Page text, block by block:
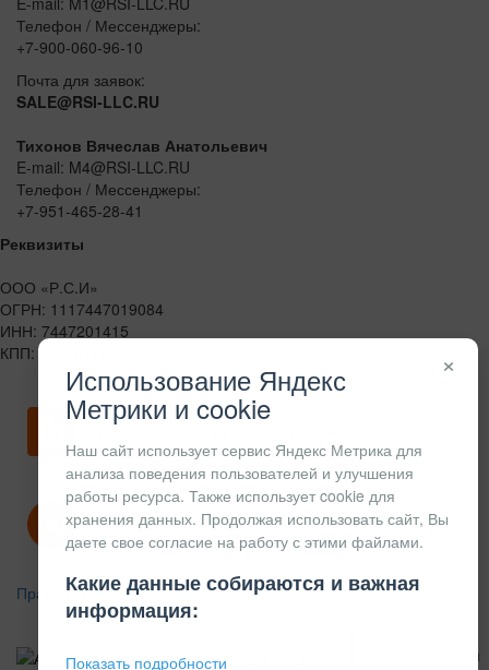
Телефон / Мессенджеры:
+7-900-060-96-10
Почта для заявок:
SALE@RSI-LLC.RU
Тихонов Вячеслав Анатольевич
E-mail: M4@RSI-LLC.RU
Телефон / Мессенджеры:
+7-951-465-28-41
Реквизиты
ООО «Р.С.И»
ОГРН: 1117447019084
ИНН: 7447201415
КПП: 744701001
Скачать карточку предприятия
Политика конфиденциальности
Правила возврата
КОНСТРУКЦИОННЫЙ
×
Использование Яндекс
Метрики и cookie
Наш сайт использует сервис Яндекс Метрика для
анализа поведения пользователей и улучшения
работы ресурса. Также использует cookie для
хранения данных. Продолжая использовать сайт, Вы
даете свое согласие на работу с этими файлами.
Какие данные собираются и важная
информация:
Показать подробности